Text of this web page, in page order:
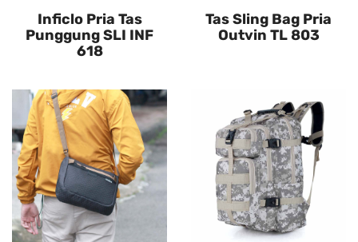
Inficlo Pria Tas
Punggung SLI INF
618
Tas Sling Bag Pria
Outvin TL 803